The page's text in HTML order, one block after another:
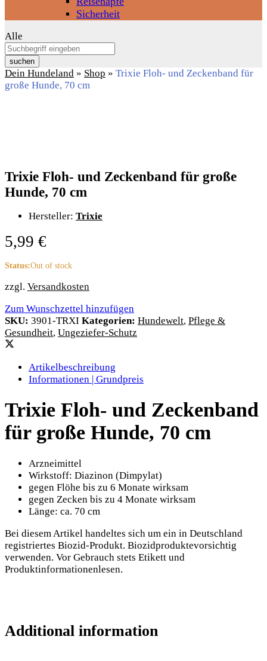
Sicherheit
Alle
suchen
Dein Hundeland » Shop » Trixie Floh- und Zeckenband für
große Hunde, 70 cm
Trixie Floh- und Zeckenband für große
Hunde, 70 cm
Hersteller: Trixie
5,99 €
Status:Out of stock
zzgl. Versandkosten
Zum Wunschzettel hinzufügen
SKU: 3901-TRXI Kategorien: Hundewelt, Pflege &
Gesundheit, Ungeziefer-Schutz
Artikelbeschreibung
Informationen | Grundpreis
Trixie Floh- und Zeckenband
für große Hunde, 70 cm
Arzneimittel
Wirkstoff: Diazinon (Dimpylat)
gegen Flöhe bis zu 6 Monate wirksam
gegen Zecken bis zu 4 Monate wirksam
Länge: ca. 70 cm
Bei diesem Artikel handeltes sich um ein in Deutschland
registriertes Biozid-Produkt. Biozidproduktevorsichtig
verwenden. Vor Gebrauch stets Etikett und
Produktinformationenlesen.
Additional information